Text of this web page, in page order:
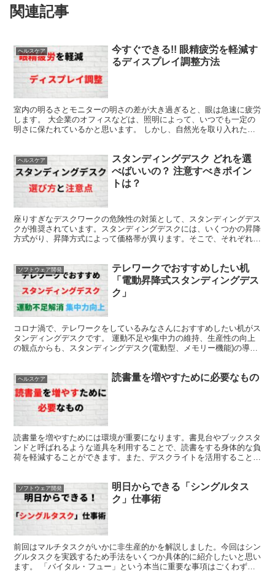
関連記事
ヘルスケア
今すぐできる!! 眼精疲労を軽減す
るディスプレイ調整方法
室内の明るさとモニターの明さの差が大き過ぎると、眼は急速に疲労
します。 大企業のオフィスなどは、照明によって、いつでも一定の
明さに保たれているかと思います。 しかし、自然光を取り入れた環
ヘルスケア
スタンディングデスク どれを選
べばいいの？ 注意すべきポイン
トは？
座りすぎなデスクワークの危険性の対策として、スタンディングデス
クが推奨されています。スタンディングデスクには、いくつかの昇降
方式がり、昇降方式によって価格帯が異ります。そこで、それぞれの
ソフトウェア開発
テレワークでおすすめしたい机
「電動昇降式スタンディングデス
ク」
コロナ渦で、テレワークをしているみなさんにおすすめしたい机がス
タンディングデスクです。 運動不足や集中力の維持、生産性の向上
の観点からも、スタンディングデスク(電動型、メモリー機能)の導入
ヘルスケア 読書量を増やすために必要なもの
読書量を増やすためには環境が重要になります。書見台やブックスタ
ンドと呼ばれるような道具を利用することで、読書をする身体的な負
荷を軽減することができます。また、デスクライトを活用すること
ソフトウェア開発
明日からできる「シングルタス
ク」仕事術
前回はマルチタスクがいかに非生産的かを解説しました。今回はシン
グルタスクを実践するため手法をいくつか具体的に紹介したいと思い
ます。 「バイタル・フュー」という本当に重要な事項はごくわずか